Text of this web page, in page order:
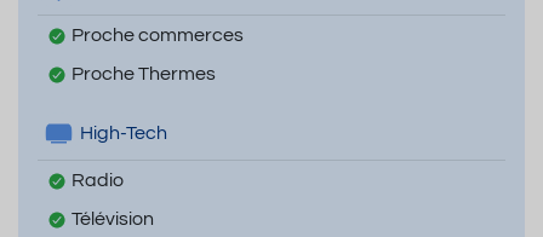
Proche commerces
Proche Thermes
High-Tech
Radio
Télévision